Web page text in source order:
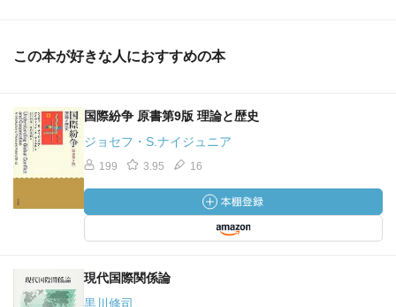
この本が好きな人におすすめの本
国際紛争 原書第9版 理論と歴史
ジョセフ・S.ナイジュニア
199 3.95 16
現代国際関係論
黒川修司